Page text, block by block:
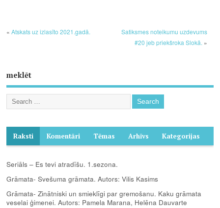
«Atskats uz izlasīto 2021.gadā.
Satiksmes noteikumu uzdevums
#20 jeb priekšroka Slokā. »
meklēt
Raksti Komentāri Tēmas Arhīvs Kategorijas
Seriāls – Es tevi atradīšu. 1.sezona.
Grāmata- Svešuma grāmata. Autors: Vilis Kasims
Grāmata- Zinātniski un smieklīgi par gremošanu. Kaku grāmata
veselai ģimenei. Autors: Pamela Marana, Helēna Dauvarte